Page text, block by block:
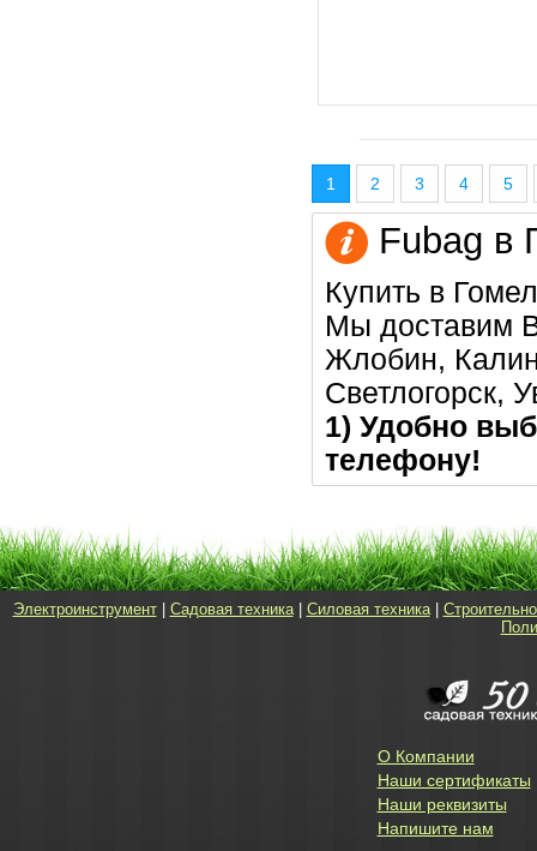
1 2 3 4 5
Fubag в
Купить в
Мы доставим
Жлобин,
Светлогорск,
1) Удобно
телефону!
Электроинструмент| Садовая техника| Силовая техника|
О Компании
Наши сертификаты
Наши реквизиты
Напишите нам